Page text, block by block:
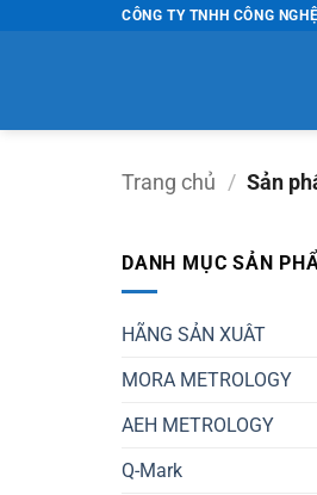
CÔNG TY TNHH CÔNG
Trang chủ / Sản
DANH MỤC SẢN
HÃNG SẢN XUÂT
MORA METROLOGY
AEH METROLOGY
Q-Mark